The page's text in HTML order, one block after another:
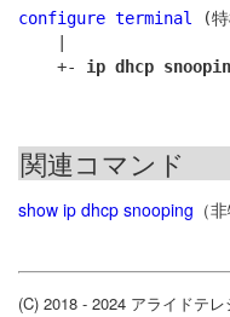
configure terminal
(特
    +-
ip dhcp
関連コマンド
show ip dhcp snooping （
(C) 2018 - 2024 アライドテ